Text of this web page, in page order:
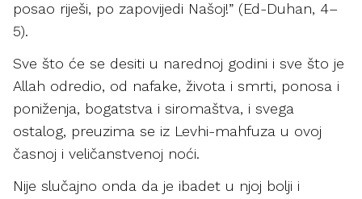
posao riješi, po zapovijedi Našoj!” (Ed-Duhan, 4–
5).
Sve što će se desiti u narednoj godini i sve što je
Allah odredio, od nafake, života i smrti, ponosa i
poniženja, bogatstva i siromaštva, i svega
ostalog, preuzima se iz Levhi-mahfuza u ovoj
časnoj i veličanstvenoj noći.
Nije slučajno onda da je ibadet u njoj bolji i